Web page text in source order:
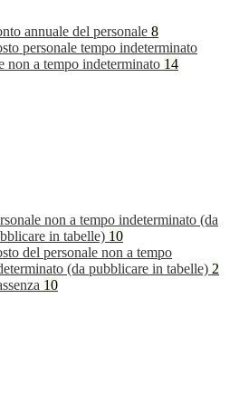
annuale del personale 8
personale tempo indeterminato
non a tempo indeterminato 14
non a tempo indeterminato (da
in tabelle) 10
del personale non a tempo
(da pubblicare in tabelle) 2
10